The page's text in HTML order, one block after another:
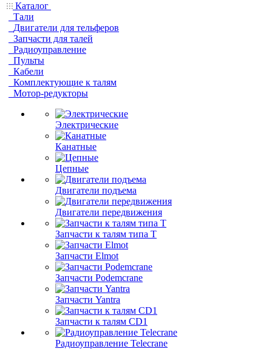
Каталог
Тали
Двигатели для тельферов
Запчасти для талей
Радиоуправление
Пульты
Кабели
Комплектующие к талям
Мотор-редукторы
Электрические
Канатные
Цепные
Двигатели подъема
Двигатели передвижения
Запчасти к талям типа Т
Запчасти Elmot
Запчасти Podemcrane
Запчасти Yantra
Запчасти к талям CD1
Радиоуправление Telecrane